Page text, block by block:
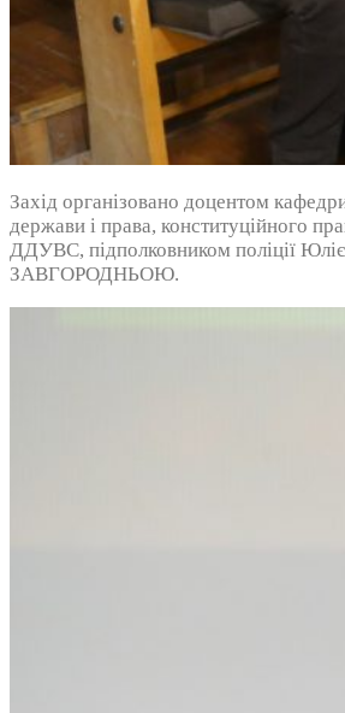
Захід організовано доцентом кафедри
держави і права, конституційного
ДДУВС, підполковником поліції
ЗАВГОРОДНЬОЮ.